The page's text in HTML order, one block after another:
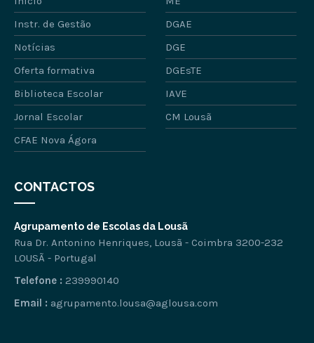
Instr. de Gestão
DGAE
Notícias
DGE
Oferta formativa
DGEsTE
Biblioteca Escolar
IAVE
Jornal Escolar
CM Lousã
CFAE Nova Ágora
CONTACTOS
Agrupamento de Escolas da Lousã
Rua Dr. Antonino Henriques, Lousã - Coimbra 3200-232
LOUSÃ - Portugal
Telefone : 239990140
Email : agrupamento.lousa@aglousa.com